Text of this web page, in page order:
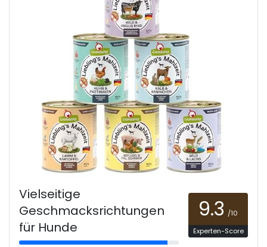
Vielseitige
Geschmacksrichtungen
für Hunde
9.3 /10
Experten-Score